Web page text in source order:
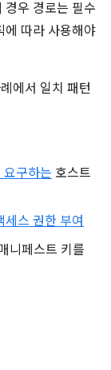
경우 경로는 필수
에 따라 사용해야
에서 일치 패턴
구하는 호스트
스 권한 부여
니페스트 키를